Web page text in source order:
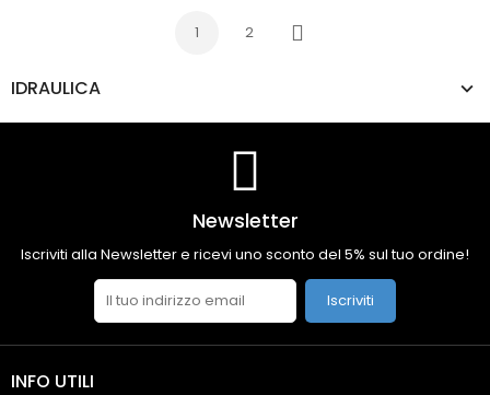
IDRAULICA
1 2
Successivo
Newsletter
Iscriviti alla Newsletter e ricevi uno sconto del 5% sul tuo ordine!
Iscriviti
INFO UTILI